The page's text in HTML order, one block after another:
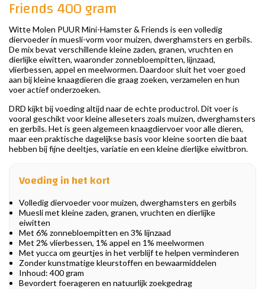
Friends 400 gram
Witte Molen PUUR Mini-Hamster & Friends is een volledig
diervoeder in muesli-vorm voor muizen, dwerghamsters en gerbils.
De mix bevat verschillende kleine zaden, granen, vruchten en
dierlijke eiwitten, waaronder zonnebloempitten, lijnzaad,
vlierbessen, appel en meelwormen. Daardoor sluit het voer goed
aan bij kleine knaagdieren die graag zoeken, verzamelen en hun
voer actief onderzoeken.
DRD kijkt bij voeding altijd naar de echte productrol. Dit voer is
vooral geschikt voor kleine alleseters zoals muizen, dwerghamsters
en gerbils. Het is geen algemeen knaagdiervoer voor alle dieren,
maar een praktische dagelijkse basis voor kleine soorten die baat
hebben bij fijne deeltjes, variatie en een kleine dierlijke eiwitbron.
Voeding in het kort
Volledig diervoeder voor muizen, dwerghamsters en gerbils
Muesli met kleine zaden, granen, vruchten en dierlijke
eiwitten
Met 6% zonnebloempitten en 3% lijnzaad
Met 2% vlierbessen, 1% appel en 1% meelwormen
Met yucca om geurtjes in het verblijf te helpen verminderen
Zonder kunstmatige kleurstoffen en bewaarmiddelen
Inhoud: 400 gram
Bevordert foerageren en natuurlijk zoekgedrag